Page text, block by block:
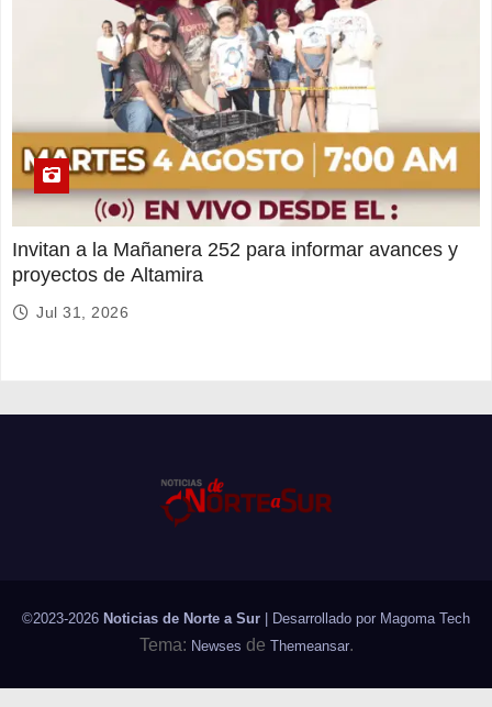
Invitan a la Mañanera 252 para informar avances y
proyectos de Altamira
Jul 31, 2026
©2023-2026 Noticias de Norte a Sur | Desarrollado por Magoma Tech
Tema: Newses de Themeansar.